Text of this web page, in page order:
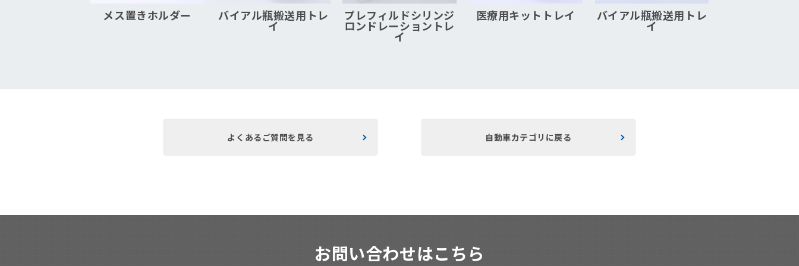
メス置きホルダー バイアル瓶搬送用トレ
イ
プレフィルドシリンジ
ロンドレーショントレ
イ
医療用キットトレイ バイアル瓶搬送用トレ
イ
よくあるご質問を見る 自動車カテゴリに戻る
お問い合わせはこちら